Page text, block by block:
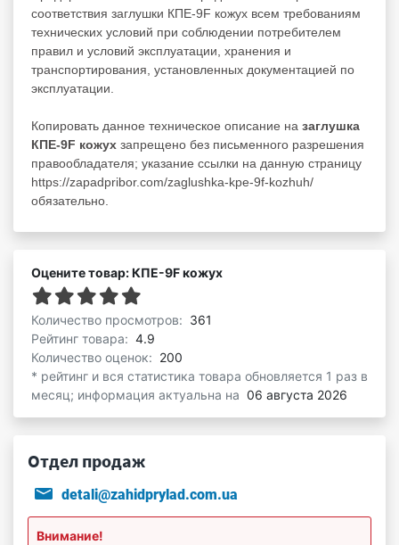
соответствия заглушки КПЕ-9F кожух всем требованиям
технических условий при соблюдении потребителем
правил и условий эксплуатации, хранения и
транспортирования, установленных документацией по
эксплуатации.
Копировать данное техническое описание на заглушка
КПЕ-9F кожух запрещено без письменного разрешения
правообладателя; указание ссылки на данную страницу
https://zapadpribor.com/zaglushka-kpe-9f-kozhuh/
обязательно.
Оцените товар: КПЕ-9F кожух
Количество просмотров: 361
Рейтинг товара: 4.9
Количество оценок: 200
* рейтинг и вся статистика товара обновляется 1 раз в
месяц; информация актуальна на 06 августа 2026
Отдел продаж
detali@zahidprylad.com.ua
Внимание!